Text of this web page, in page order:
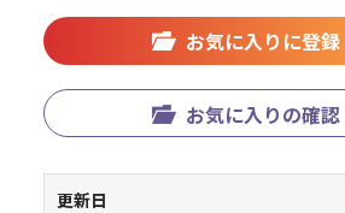
お気に入りに登録
お気に入りの確認
更新日